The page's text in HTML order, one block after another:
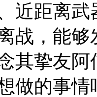
近距离
战，能
其挚友阿
做的事